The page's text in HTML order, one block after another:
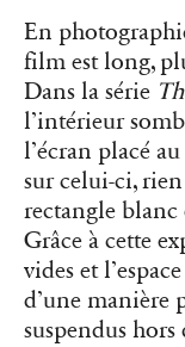
En
film est long,
Dans la série
l’intérieur
l’écran placé
sur celui-ci,
rectangle blanc
Grâce à cette
vides et
d’une manière
suspendus hors